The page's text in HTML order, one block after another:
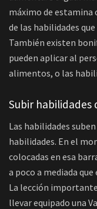
máximo de estamina
de las habilidades
También existen
pueden aplicar al
alimentos, o las
Subir habilidades
Las habilidades
habilidades. En el
colocadas en esa
a poco a mediada
La lección importante
llevar equipado una